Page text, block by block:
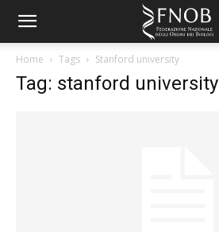
Home Tags Stanford university
Tag: stanford university